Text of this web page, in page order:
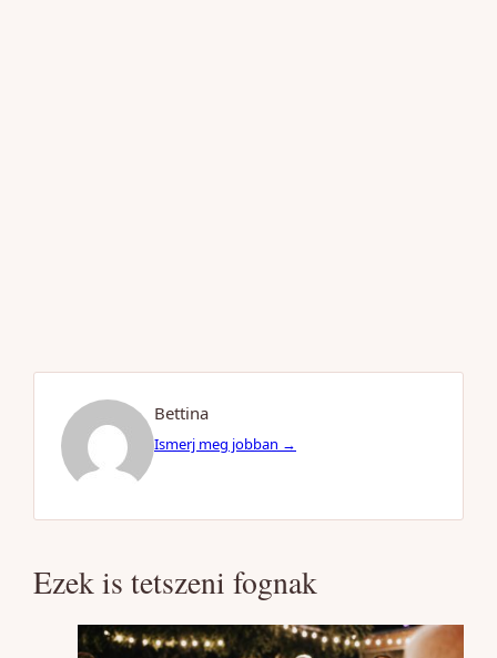
Bettina
Ismerj meg jobban →
Ezek is tetszeni fognak